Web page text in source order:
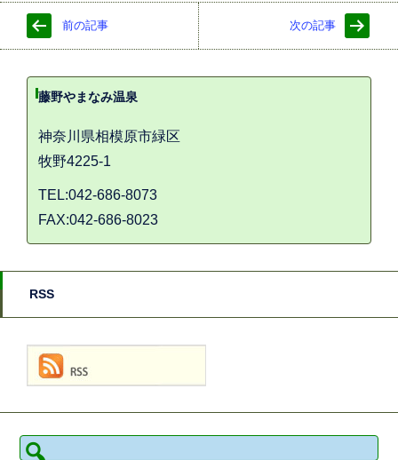
前の記事 次の記事
藤野やまなみ温泉
神奈川県相模原市緑区
牧野4225-1
TEL:042-686-8073
FAX:042-686-8023
RSS
検
索: